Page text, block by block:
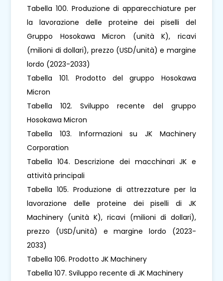
Tabella 100. Produzione di apparecchiature per
la lavorazione delle proteine ​​dei piselli del
Gruppo Hosokawa Micron (unità K), ricavi
(milioni di dollari), prezzo (USD/unità) e margine
lordo (2023-2033)
Tabella 101. Prodotto del gruppo Hosokawa
Micron
Tabella 102. Sviluppo recente del gruppo
Hosokawa Micron
Tabella 103. Informazioni su JK Machinery
Corporation
Tabella 104. Descrizione dei macchinari JK e
attività principali
Tabella 105. Produzione di attrezzature per la
lavorazione delle proteine ​​dei piselli di JK
Machinery (unità K), ricavi (milioni di dollari),
prezzo (USD/unità) e margine lordo (2023-
2033)
Tabella 106. Prodotto JK Machinery
Tabella 107. Sviluppo recente di JK Machinery